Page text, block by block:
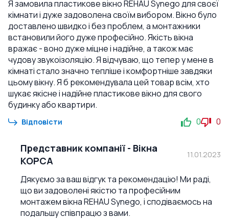
Я замовила пластикове вікно REHAU Synego для своєї
кімнати і дуже задоволена своїм вибором. Вікно було
доставлено швидко і без проблем, а монтажники
встановили його дуже професійно. Якість вікна
вражає - воно дуже міцне і надійне, а також має
чудову звукоізоляцію. Я відчуваю, що тепер у мене в
кімнаті стало значно тепліше і комфортніше завдяки
цьому вікну. Я б рекомендувала цей товар всім, хто
шукає якісне і надійне пластикове вікно для свого
будинку або квартири.
Відповісти 0 0
Представник компанії - Вікна
КОРСА
11.01.2023
Дякуємо за ваш відгук та рекомендацію! Ми раді,
що ви задоволені якістю та професійним
монтажем вікна REHAU Synego, і сподіваємось на
подальшу співпрацю з вами.